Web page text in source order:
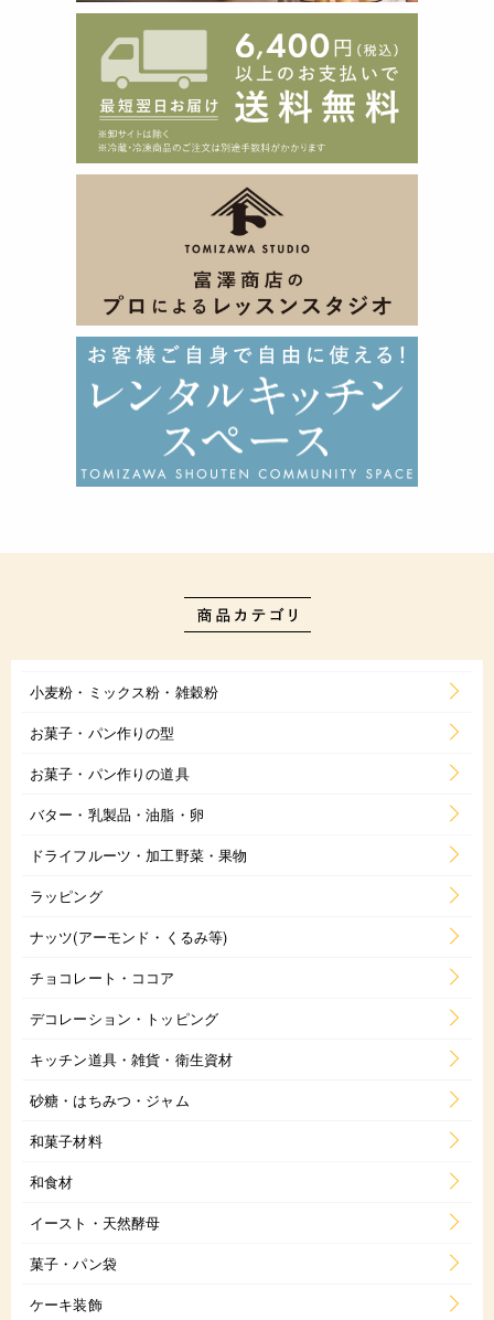
小麦粉・ミックス粉・雑穀粉
お菓子・パン作りの型
お菓子・パン作りの道具
バター・乳製品・油脂・卵
ドライフルーツ・加工野菜・果物
ラッピング
ナッツ(アーモンド・くるみ等)
チョコレート・ココア
デコレーション・トッピング
キッチン道具・雑貨・衛生資材
砂糖・はちみつ・ジャム
和菓子材料
和食材
イースト・天然酵母
菓子・パン袋
ケーキ装飾